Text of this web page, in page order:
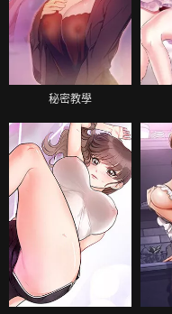
秘密教學